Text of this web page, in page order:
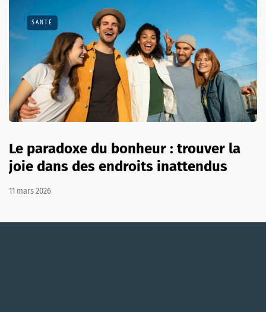
SANTÉ
Le paradoxe du bonheur : trouver la
joie dans des endroits inattendus
11 mars 2026